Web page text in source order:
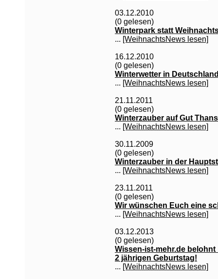
03.12.2010
(0 gelesen)
Winterpark statt
... [WeihnachtsNews lesen]
16.12.2010
(0 gelesen)
Winterwetter in
... [WeihnachtsNews lesen]
21.11.2011
(0 gelesen)
Winterzauber auf Gut
... [WeihnachtsNews lesen]
30.11.2009
(0 gelesen)
Winterzauber in der
... [WeihnachtsNews lesen]
23.11.2011
(0 gelesen)
Wir wünschen Euch eine
... [WeihnachtsNews lesen]
03.12.2013
(0 gelesen)
Wissen-ist-mehr.de belohnt
2 jährigen Geburtstag!
... [WeihnachtsNews lesen]